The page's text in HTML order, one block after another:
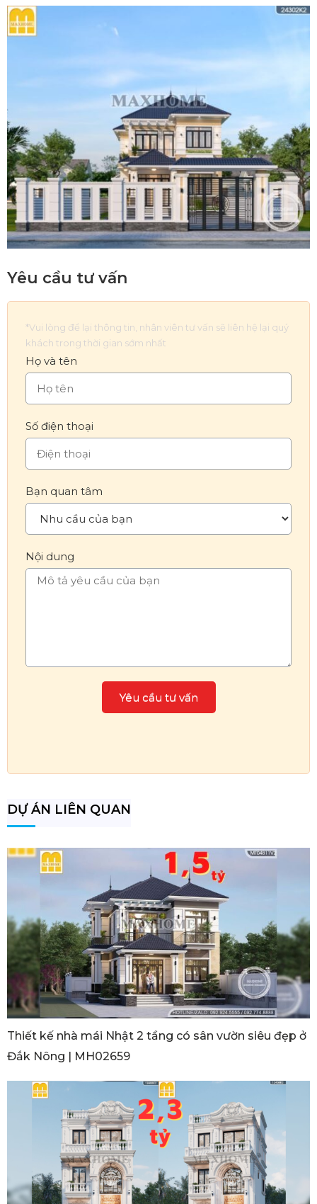
Yêu cầu tư vấn
*Vui lòng để lại thông tin, nhân viên tư vấn sẽ liên hệ lại quý
khách trong thời gian sớm nhất
Họ và tên
Số điện thoại
Bạn quan tâm
Nội dung
DỰ ÁN LIÊN QUAN
Thiết kế nhà mái Nhật 2 tầng có sân vườn siêu đẹp ở
Đắk Nông | MH02659